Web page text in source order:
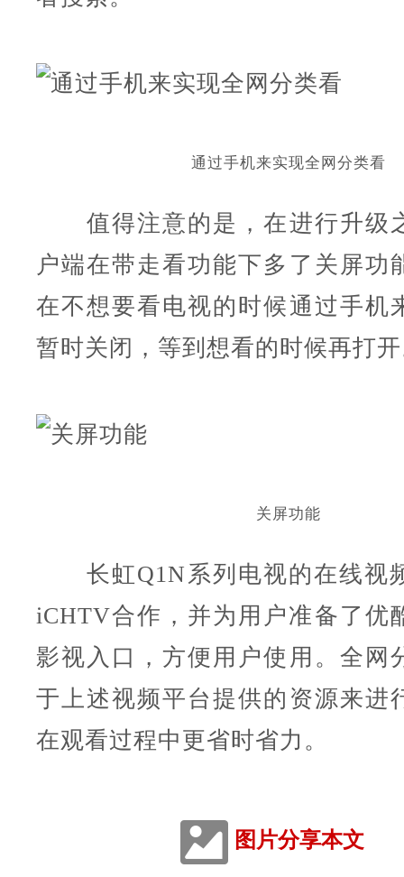
通过手机来实现全网分类看
值得注意的是，在进行升级
户端在带走看功能下多了关屏功
在不想要看电视的时候通过手机
暂时关闭，等到想看的时候再打
关屏功能
长虹Q1N系列电视的在线视
iCHTV合作，并为用户准备了优
影视入口，方便用户使用。全网
于上述视频平台提供的资源来进
在观看过程中更省时省力。
图片分享本文